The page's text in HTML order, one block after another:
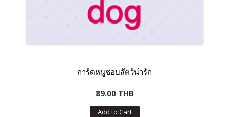
การ์ดหนูชอบสัตว์น่ารัก
89.00 THB
Add to Cart